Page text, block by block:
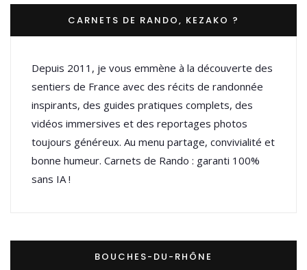
CARNETS DE RANDO, KEZAKO ?
Depuis 2011, je vous emmène à la découverte des
sentiers de France avec des récits de randonnée
inspirants, des guides pratiques complets, des
vidéos immersives et des reportages photos
toujours généreux. Au menu partage, convivialité et
bonne humeur. Carnets de Rando : garanti 100%
sans IA !
BOUCHES-DU-RHÔNE